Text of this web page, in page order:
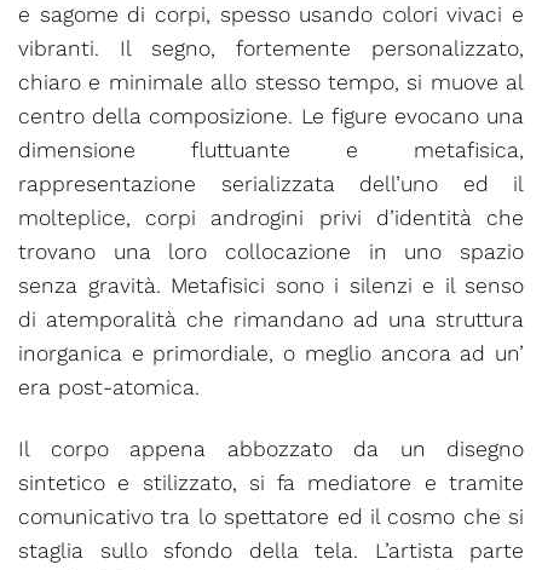
e sagome di corpi, spesso usando colori vivaci e
vibranti. Il segno, fortemente personalizzato,
chiaro e minimale allo stesso tempo, si muove al
centro della composizione. Le figure evocano una
dimensione fluttuante e metafisica,
rappresentazione serializzata dell’uno ed il
molteplice, corpi androgini privi d’identità che
trovano una loro collocazione in uno spazio
senza gravità. Metafisici sono i silenzi e il senso
di atemporalità che rimandano ad una struttura
inorganica e primordiale, o meglio ancora ad un’
era post-atomica.
Il corpo appena abbozzato da un disegno
sintetico e stilizzato, si fa mediatore e tramite
comunicativo tra lo spettatore ed il cosmo che si
staglia sullo sfondo della tela. L’artista parte